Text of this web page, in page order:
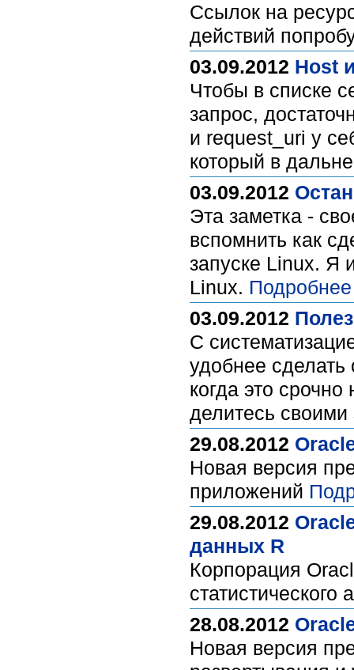
Ссылок на
действий
03.09.2012 Host
Чтобы в списке
запрос,
и request_uri у
который в
03.09.2012
Эта заметка -
вспомнить как
запуске Linux. Я
Linux.
03.09.2012
С
удобнее
когда это
делитесь
29.08.2012
Новая версия
приложений
29.08.2012
данных R
Корпорация
28.08.2012
Новая версия